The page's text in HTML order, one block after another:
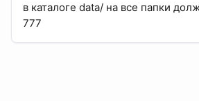
в каталоге data/ на все папки
777